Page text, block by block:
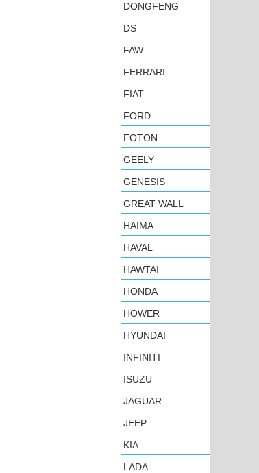
DONGFENG
DS
FAW
FERRARI
FIAT
FORD
FOTON
GEELY
GENESIS
GREAT WALL
HAIMA
HAVAL
HAWTAI
HONDA
HOWER
HYUNDAI
INFINITI
ISUZU
JAGUAR
JEEP
KIA
LADA